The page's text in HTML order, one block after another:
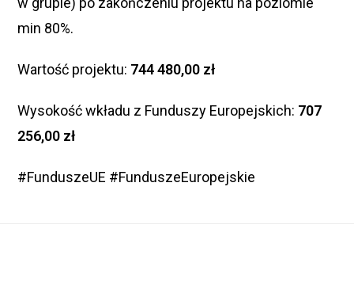
min 80%.
Wartość projektu: 744 480,00 zł
Wysokość wkładu z Funduszy Europejskich: 707
256,00 zł
#FunduszeUE #FunduszeEuropejskie